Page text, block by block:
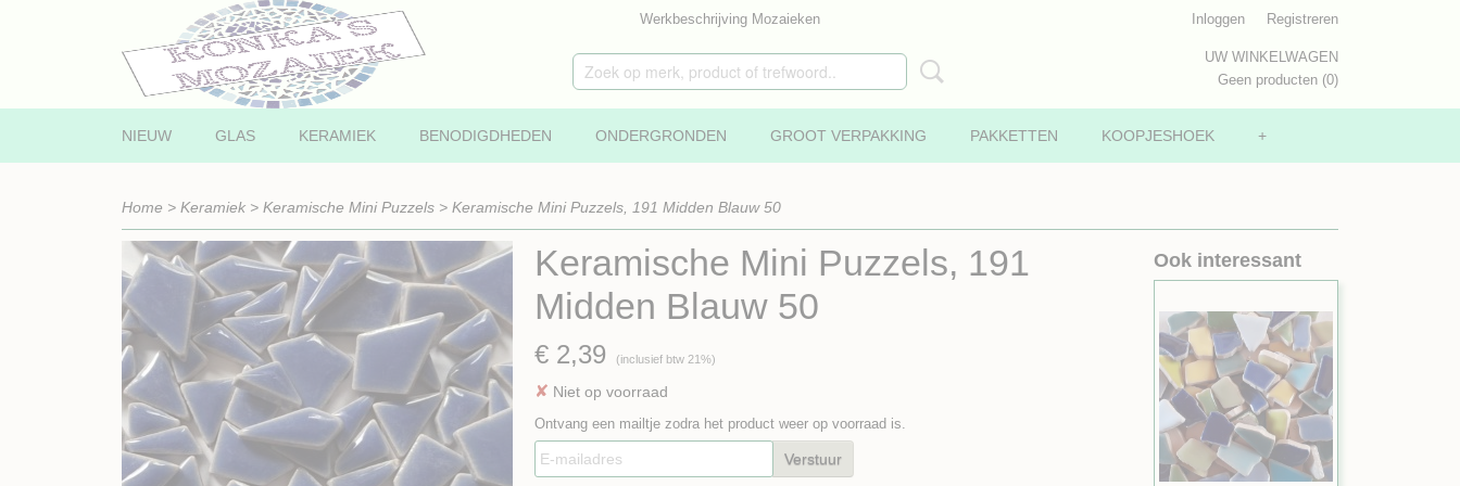
Werkbeschrijving Mozaieken Inloggen Registreren
UW WINKELWAGEN
Geen producten (0)
NIEUW GLAS KERAMIEK BENODIGDHEDEN ONDERGRONDEN GROOT VERPAKKING PAKKETTEN KOOPJESHOEK +
Home > Keramiek > Keramische Mini Puzzels > Keramische Mini Puzzels, 191 Midden Blauw 50
Keramische Mini Puzzels, 191
Midden Blauw 50
€ 2,39 (inclusief btw 21%)
✘ Niet op voorraad
Ontvang een mailtje zodra het product weer op voorraad is.
Verstuur
Ook interessant